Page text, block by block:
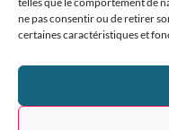
ne pas consentir ou de retirer
certaines caractéristiques et
Etape précédante